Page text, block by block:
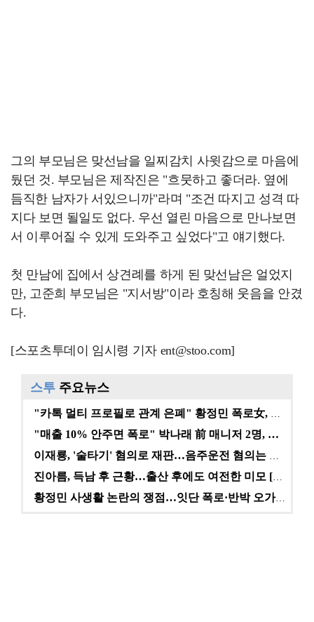
그의 부모님은 맞선남을 일찌감치 사윗감으로 마음에
뒀던 것. 부모님은 제작진은 "흐뭇하고 좋더라. 옆에
듬직한 남자가 서있으니까"라며 "조건 따지고 성격 따
지다 보면 될일도 없다. 우선 열린 마음으로 만나보면
서 이루어질 수 있게 도와주고 싶었다"고 얘기했다.
첫 만남에 집에서 상견례를 하게 된 맞선남은 얼었지
만, 고준희 부모님은 "지서방"이라 호칭해 웃음을 안겼
다.
[스포츠투데이 임시령 기자 ent@stoo.com]
스투 주요뉴스
"카톡 멀티 프로필로 관계 은폐" 황정민 폭로女, 문자…
"매출 10% 안주면 폭로" 박나래 前 매니저 2명, …
이재룡, '술타기' 혐의로 재판…음주운전 혐의는 미적용…
진아름, 득남 후 근황…출산 후에도 여전한 미모 [스타…
황정민 사생활 논란의 쟁점…잇단 폭로·반박 오가는 소모…